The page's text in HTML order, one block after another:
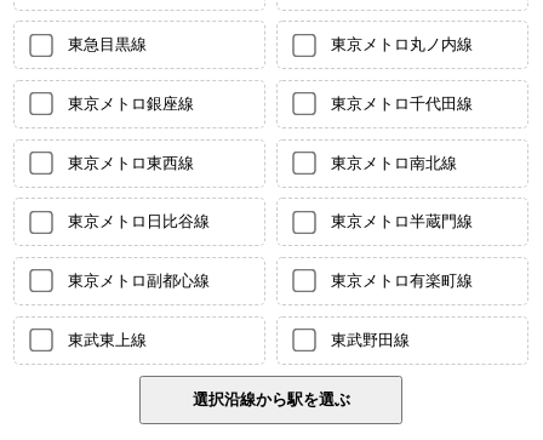
東急目黒線 東京メトロ丸ノ内線
東京メトロ銀座線 東京メトロ千代田線
東京メトロ東西線 東京メトロ南北線
東京メトロ日比谷線 東京メトロ半蔵門線
東京メトロ副都心線 東京メトロ有楽町線
東武東上線 東武野田線